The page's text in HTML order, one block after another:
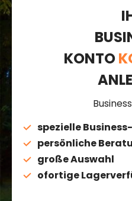
KONTO
spezielle
persönliche
große Auswahl
ofortige